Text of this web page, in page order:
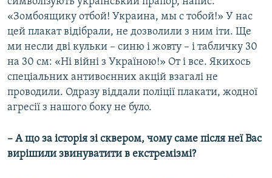
«Зомбоящику отбой! Украина, мы с тобой!» У нас
цей плакат відібрали, не дозволили з ним іти. Ще
ми несли дві кульки – синю і жовту – і табличку 30
на 30 см: «Ні війні з Україною!» От і все. Якихось
спеціальних антивоєнних акцій взагалі не
проводили. Одразу віддали поліції плакати, жодної
агресії з нашого боку не було.
– А що за історія зі сквером, чому саме після неї Вас
вирішили звинуватити в екстремізмі?